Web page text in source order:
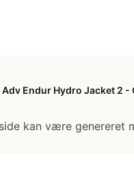
Adv Endur Hydro Jacket 2
kan være genereret